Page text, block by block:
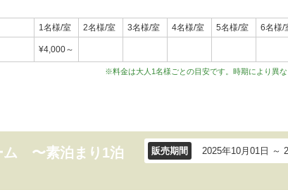
1名様/室 2名様/室 3名様/室 4名様/室 5名様/室 6名様/
¥4,000～
※料金は大人1名様ごとの目安です。時期により異な
ム 〜素泊まり1泊
販売期間 2025年10月01日 ～